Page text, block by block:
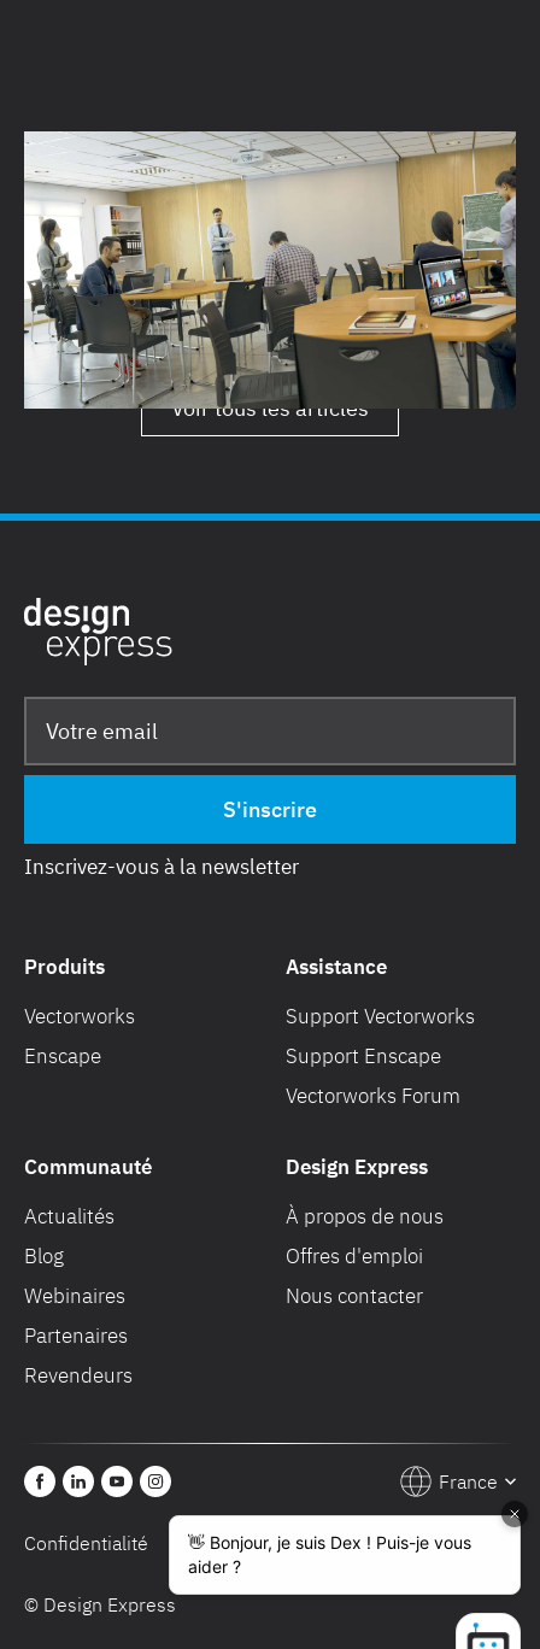
6 erreurs fréquentes commises par les
étudiant·es en architecture (et comment les
éviter)
En savoir plus →
Voir tous les articles
Inscrivez-vous à la newsletter
Produits
Vectorworks
Enscape
Assistance
Support Vectorworks
Support Enscape
Vectorworks Forum
Communauté
Actualités
Blog
Webinaires
Partenaires
Revendeurs
Design Express
À propos de nous
Offres d'emploi
Nous contacter
© Design Express
Confidentialité Conditions de vente
France